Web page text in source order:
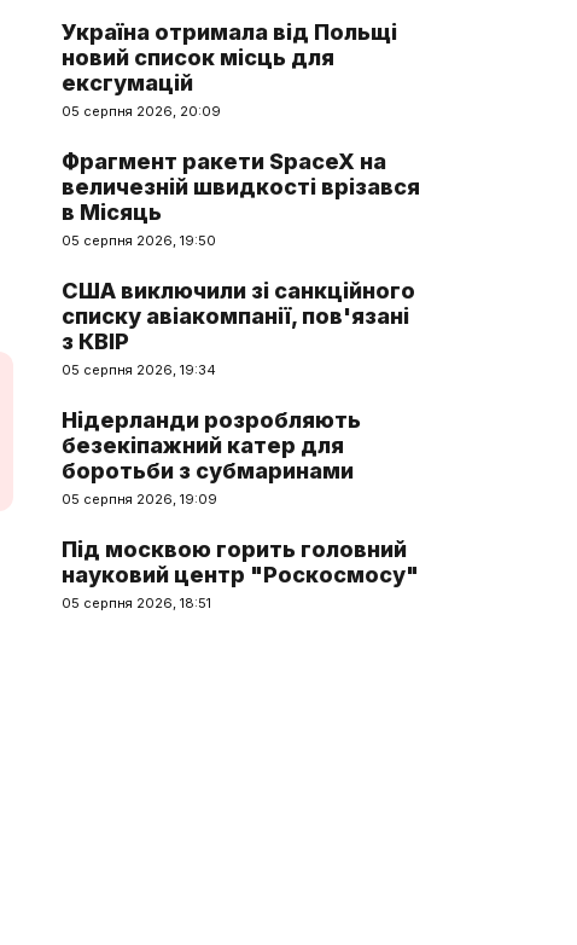
Україна отримала від Польщі
новий список місць для
ексгумацій
05 серпня 2026, 20:09
Фрагмент ракети SpaceX на
величезній швидкості врізався
в Місяць
05 серпня 2026, 19:50
США виключили зі санкційного
списку авіакомпанії, пов'язані
з КВІР
05 серпня 2026, 19:34
Нідерланди розробляють
безекіпажний катер для
боротьби з субмаринами
05 серпня 2026, 19:09
Під москвою горить головний
науковий центр "Роскосмосу"
05 серпня 2026, 18:51